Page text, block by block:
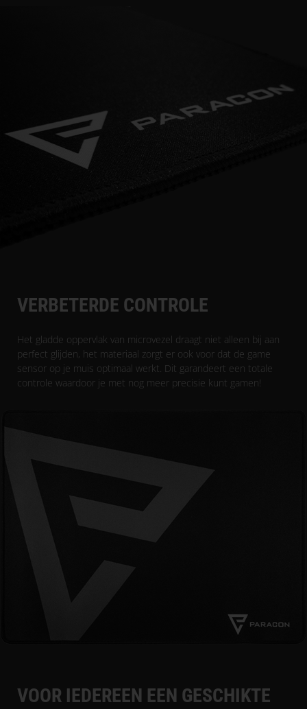
VERBETERDE CONTROLE
Het gladde oppervlak van microvezel draagt niet alleen bij aan
perfect glijden, het materiaal zorgt er ook voor dat de game
sensor op je muis optimaal werkt. Dit garandeert een totale
controle waardoor je met nog meer precisie kunt gamen!
VOOR IEDEREEN EEN GESCHIKTE